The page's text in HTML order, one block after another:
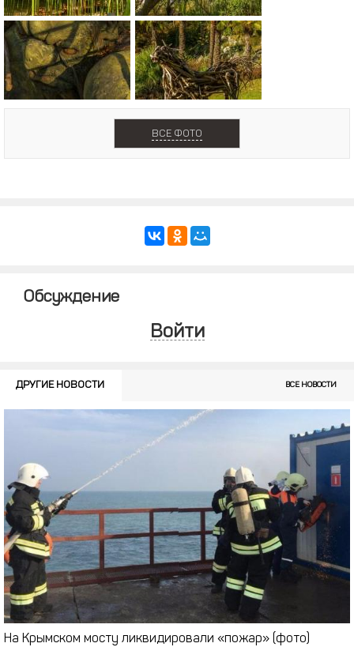
ВСЕ ФОТО
Обсуждение
Войти
На Крымском мосту ликвидировали «пожар» (фото)
ДРУГИЕ НОВОСТИ ВСЕ НОВОСТИ